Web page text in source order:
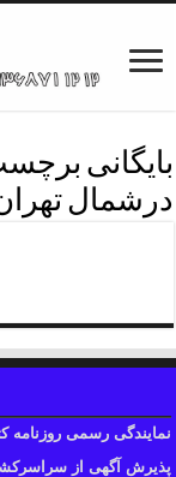
بایگانی
درشمال
نمایندگی رسمی روزنامه
پذیرش آگهی از